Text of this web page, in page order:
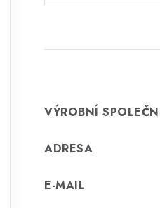
VÝROBNÍ
ADRESA
E-MAIL